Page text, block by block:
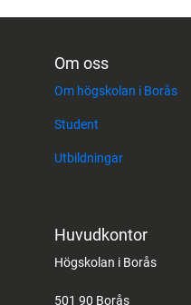
Om oss
Om högskolan i Borås
Student
Utbildningar
Huvudkontor
Högskolan i Borås
501 90 Borås